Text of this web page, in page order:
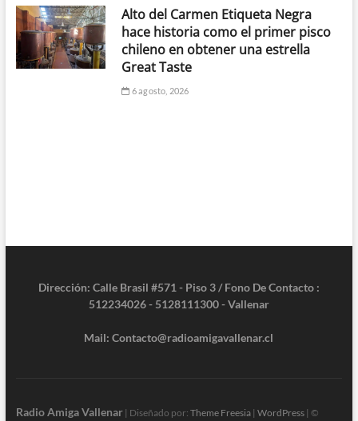
Alto del Carmen Etiqueta Negra
hace historia como el primer pisco
chileno en obtener una estrella
Great Taste
6 agosto, 2026
Dirección: Calle Brasil #571 - Piso 3 / Fono De Contacto :
512234026 - 5128111300 - Vallenar
Mail: Contacto@radioamigavallenar.cl
Radio Amiga Vallenar| Diseñado por: Theme Freesia| WordPress| ©